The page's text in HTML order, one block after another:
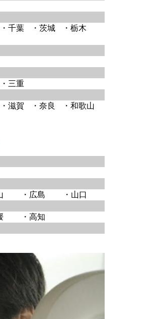
・千葉 ・茨城
・栃木
・三重
・滋賀 ・奈良 ・和歌山
・広島
・山口
・高知